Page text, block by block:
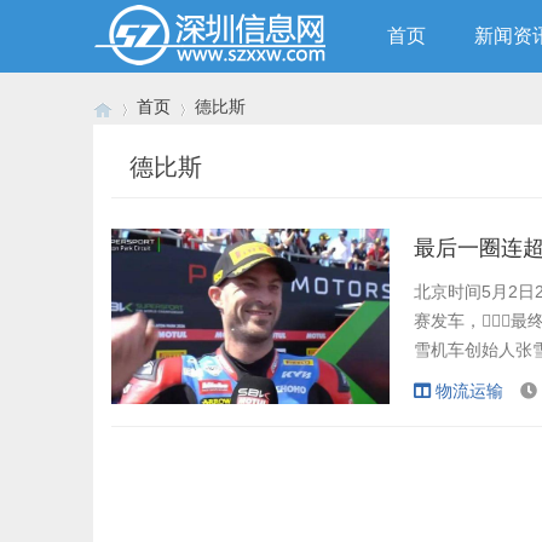
首页 新闻资
首页 德比斯
德比斯
最后一圈连
北京时间5月2日
赛发车，最
雪机车创始人张
揽两回合正赛冠
物流运输